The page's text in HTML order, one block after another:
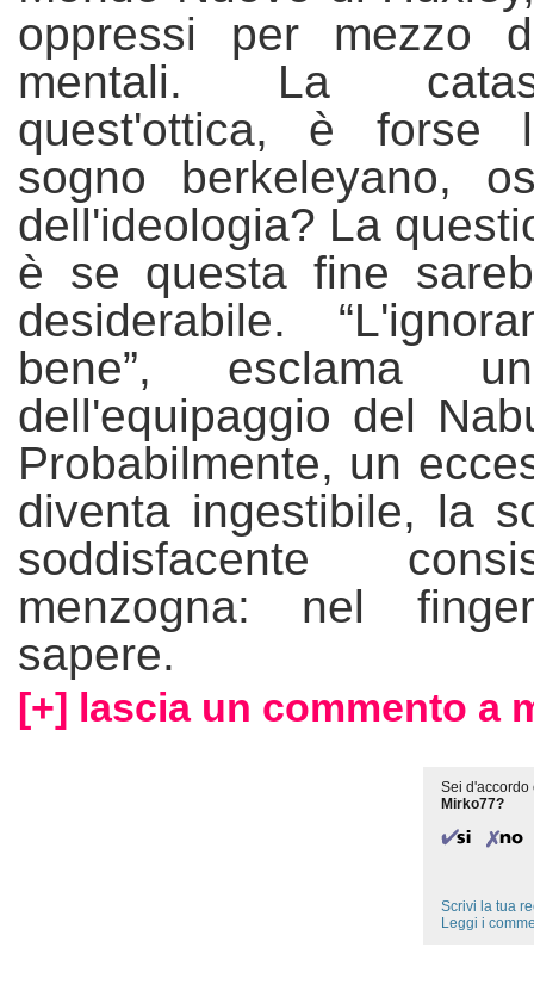
oppressi per mezzo
mentali. La
quest'ottica, è forse
sogno berkeleyano,
dell'ideologia? La
è se questa fine
desiderabile.
bene”, esclama
dell'equipaggio del
Probabilmente, un
diventa ingestibile, la
soddisfacente
menzogna: nel
sapere.
[+] lascia un commento a
Sei d'accordo
Mirko77?
Scrivi la tua
Leggi i